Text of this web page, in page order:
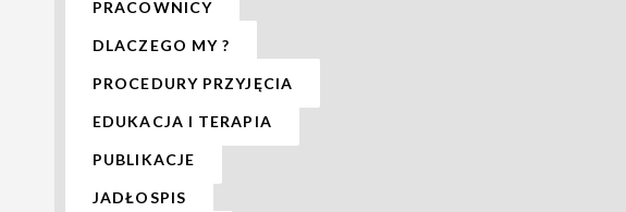
PRACOWNICY
DLACZEGO MY ?
PROCEDURY PRZYJĘCIA
EDUKACJA I TERAPIA
PUBLIKACJE
JADŁOSPIS